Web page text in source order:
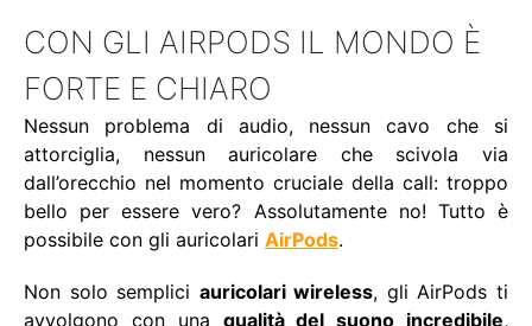
CON GLI AIRPODS IL MONDO È
FORTE E CHIARO
Nessun problema di audio, nessun cavo che si
attorciglia, nessun auricolare che scivola via
dall’orecchio nel momento cruciale della call: troppo
bello per essere vero? Assolutamente no! Tutto è
possibile con gli auricolari AirPods.
Non solo semplici auricolari wireless, gli AirPods ti
avvolgono con una qualità del suono incredibile,